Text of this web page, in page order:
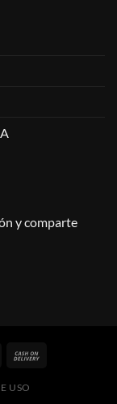
y comparte
USO